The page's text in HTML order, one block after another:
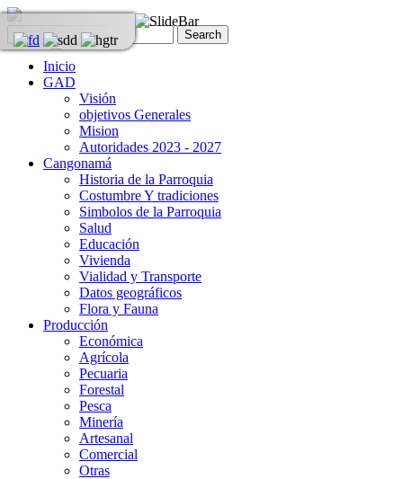
Inicio
GAD
Visión
objetivos Generales
Mision
Autoridades 2023 - 2027
Cangonamá
Historia de la Parroquia
Costumbre Y tradiciones
Simbolos de la Parroquia
Salud
Educación
Vivienda
Vialidad y Transporte
Datos geográficos
Flora y Fauna
Producción
Económica
Agrícola
Pecuaria
Forestal
Pesca
Minería
Artesanal
Comercial
Otras